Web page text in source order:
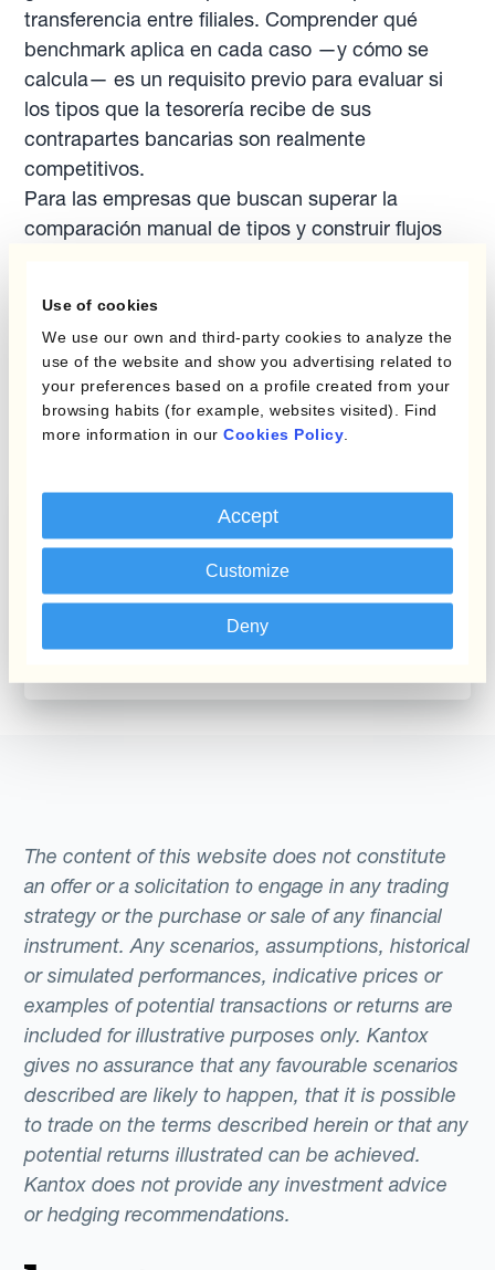
Use of cookies
We use our own and third-party cookies to analyze the
use of the website and show you advertising related to
your preferences based on a profile created from your
browsing habits (for example, websites visited). Find
more information in our Cookies Policy
Accept
Customize
Deny
transferencia entre filiales. Comprender qué
benchmark aplica en cada caso —y cómo se
calcula— es un requisito previo para evaluar si
los tipos que la tesorería recibe de sus
contrapartes bancarias son realmente
competitivos.
Para las empresas que buscan superar la
comparación manual de tipos y construir flujos
proporciona la infraestructura necesaria para
ejecutar coberturas en función de reglas
predefinidas, eliminando la dependencia de los
fixings diarios cuando esa dependencia
introduce un riesgo de timing innecesario.
Report
A Guide to
Centralising FX Risk
Management
The content of this website does not constitute
an offer or a solicitation to engage in any trading
strategy or the purchase or sale of any financial
instrument. Any scenarios, assumptions, historical
or simulated performances, indicative prices or
examples of potential transactions or returns are
included for illustrative purposes only. Kantox
gives no assurance that any favourable scenarios
described are likely to happen, that it is possible
to trade on the terms described herein or that any
potential returns illustrated can be achieved.
Kantox does not provide any investment advice
or hedging recommendations.